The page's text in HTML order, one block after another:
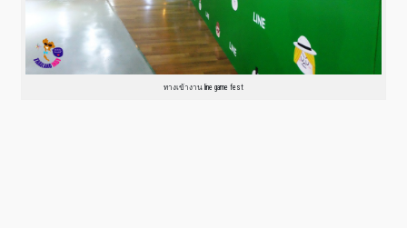
ทางเข้างาน line game fest